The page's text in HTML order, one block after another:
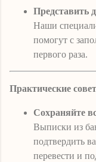
Представить
Наши
помогут с
первого раза.
Практические
Сохраняйте
Выписки из
подтвердить
перевести и